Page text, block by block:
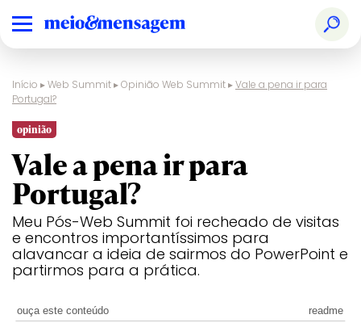
Início ▸Web Summit▸Opinião Web Summit▸Vale a pena ir para
Portugal?
opinião
Vale a pena ir para
Portugal?
Meu Pós-Web Summit foi recheado de visitas
e encontros importantíssimos para
alavancar a ideia de sairmos do PowerPoint e
partirmos para a prática.
ouça este conteúdo readme